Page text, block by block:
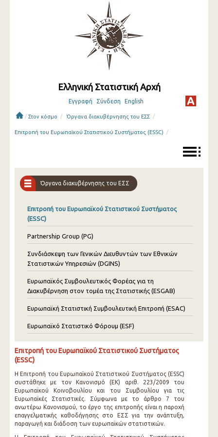
Ελληνική Στατιστική Αρχή
Εγγραφή Σύνδεση English
/ Στον κόσμο / Όργανα διακυβέρνησης του ΕΣΣ /
Επιτροπή του Ευρωπαϊκού Στατιστικού Συστήματος (ESSC) /
Όργανα διακυβέρνησης του ΕΣΣ
Επιτροπή του Ευρωπαϊκού Στατιστικού Συστήματος
(ESSC)
Partnership Group (PG)
Συνδιάσκεψη των Γενικών Διευθυντών των Εθνικών
Στατιστικών Υπηρεσιών (DGINS)
Ευρωπαϊκός Συμβουλευτικός Φορέας για τη
Διακυβέρνηση στον τομέα της Στατιστικής (ESGAB)
Ευρωπαϊκή Στατιστική Συμβουλευτική Επιτροπή (ESAC)
Ευρωπαϊκό Στατιστικό Φόρουμ (ESF)
Επιτροπή του Ευρωπαϊκού Στατιστικού Συστήματος
(ESSC)
Η Επιτροπή του Ευρωπαϊκού Στατιστικού Συστήματος (ESSC)
συστάθηκε με τον Κανονισμό (ΕΚ) αριθ. 223/2009 του
Ευρωπαϊκού Κοινοβουλίου και του Συμβουλίου για τις
Ευρωπαϊκές Στατιστικές. Σύμφωνα με το άρθρο 7 του
ανωτέρω Κανονισμού, το έργο της επιτροπής είναι η παροχή
επαγγελματικής καθοδήγησης στο ΕΣΣ για την ανάπτυξη,
παραγωγή και διάδοση των ευρωπαϊκών στατιστικών.